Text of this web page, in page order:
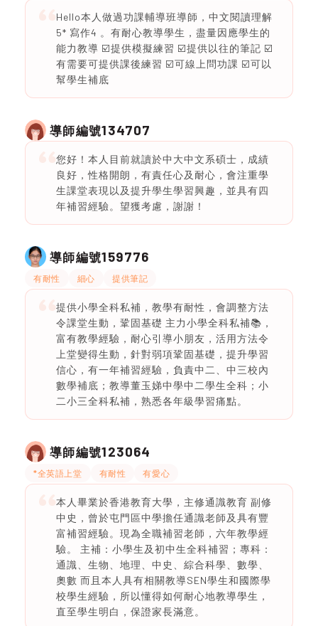
Hello本人做過功課輔導班導師，中文閱讀理解
5* 寫作4 。有耐心教導學生，盡量因應學生的
能力教導 ☑️提供模擬練習 ☑️提供以往的筆記 ☑️
有需要可提供課後練習 ☑️可線上問功課 ☑️可以
幫學生補底
導師編號134707
您好！本人目前就讀於中大中文系碩士，成績
良好，性格開朗，有責任心及耐心，會注重學
生課堂表現以及提升學生學習興趣，並具有四
年補習經驗。望獲考慮，謝謝！
導師編號159776
有耐性 細心 提供筆記
提供小學全科私補，教學有耐性，會調整方法
令課堂生動，鞏固基礎 主力小學全科私補📚，
富有教學經驗，耐心引導小朋友，活用方法令
上堂變得生動，針對弱項鞏固基礎，提升學習
信心，有一年補習經驗，負責中二、中三校內
數學補底；教導董玉娣中學中二學生全科；小
二小三全科私補，熟悉各年級學習痛點。
導師編號123064
*全英語上堂 有耐性 有愛心
本人畢業於香港教育大學，主修通識教育 副修
中史，曾於屯門區中學擔任通識老師及具有豐
富補習經驗。現為全職補習老師，六年教學經
驗。 主補：小學生及初中生全科補習；專科：
通識、生物、地理、中史、綜合科學、數學、
奧數 而且本人具有相關教導SEN學生和國際學
校學生經驗，所以懂得如何耐心地教導學生，
直至學生明白，保證家長滿意。